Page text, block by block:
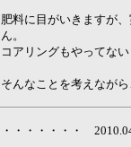
肥料に目がいきますが
ん。
コアリングもやってな
そんなことを考えなが
・・・・・・・